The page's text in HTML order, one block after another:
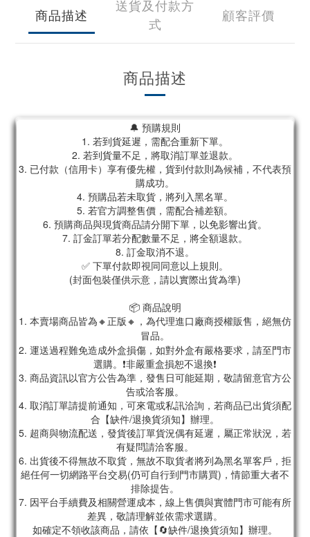
商品描述
送貨及付款方
式
顧客評價
商品描述
🔔 預購規則
1. 若到貨延遲，需配合重新下單。
2. 若到貨量不足，將取消訂單並退款。
3. 已付款（信用卡）享有優先權，貨到付款則為候補，不代表預
購成功。
4. 預購品若未取貨，將列入黑名單。
5. 若官方調整售價，需配合補差額。
6. 預購商品與現貨商品請分開下單，以免影響出貨。
7. 訂金訂單若分配數量不足，將全額退款。
8. 訂金取消不退。
✅ 下單付款即視同同意以上規則。
(封面包裝僅供示意，請以實際出貨為準)
📦 商品說明
1. 本賣場商品皆為🔸正版🔸，為代理進口廠商授權販售，絕無仿
冒品。
2. 運送過程難免造成外盒損傷，如對外盒有嚴格要求，請至門市
選購。❗非嚴重盒損恕不退換❗
3. 商品資訊以官方公告為準，發售日可能延期，敬請留意官方公
告或洽客服。
4. 取消訂單請提前通知，可來電或私訊洽詢，若商品已出貨須配
合【缺件/退換貨須知】辦理。
5. 超商與物流配送，發貨後訂單貨況偶有延遲，屬正常狀況，若
有疑問請洽客服。
6. 出貨後不得無故不取貨，無故不取貨者將列為黑名單客戶，拒
絕任何一切網路平台交易(仍可自行到門市購買)，情節重大者不
排除提告。
7. 因平台手續費及相關營運成本，線上售價與實體門市可能有所
差異，敬請理解並依需求選購。
如確定不領收該商品，請依【🔄缺件/退換貨須知】辦理。